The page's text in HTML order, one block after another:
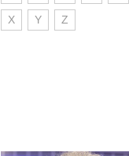
X Y Z